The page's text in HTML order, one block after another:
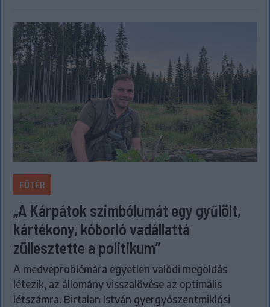
FŐTÉR
„A Kárpátok szimbólumát egy gyűlölt,
kártékony, kóborló vadállattá
züllesztette a politikum”
A medveproblémára egyetlen valódi megoldás
létezik, az állomány visszalövése az optimális
létszámra. Birtalan István gyergyószentmiklósi